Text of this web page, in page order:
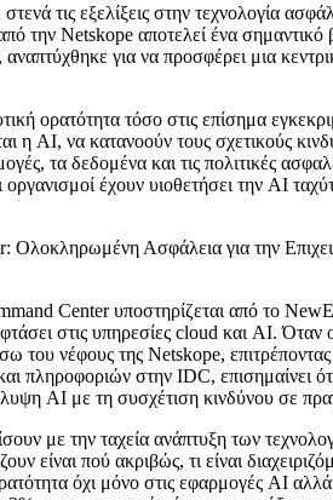
τις εξελίξεις στην τεχνολογία
την Netskope αποτελεί ένα
για να προσφέρει μια
ορατότητα τόσο στις επίσημα
η AI, να κατανοούν τους σχετικούς
τα δεδομένα και τις πολιτικές
οργανισμοί έχουν υιοθετήσει την AI
Center υποστηρίζεται από το
στις υπηρεσίες cloud και AI. Όταν
του νέφους της Netskope,
πληροφοριών στην IDC, επισημαίνει
AI με τη συσχέτιση κινδύνου σε
με την ταχεία ανάπτυξη των
είναι πού ακριβώς, τι είναι
όχι μόνο στις εφαρμογές AI